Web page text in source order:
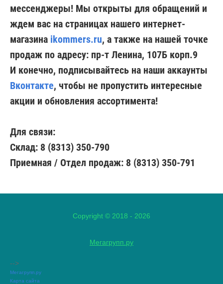
мессенджеры! Мы открыты для обращений и
ждем вас на страницах нашего интернет-
магазина ikommers.ru, а также на нашей точке
продаж по адресу: пр-т Ленина, 107Б корп.9
И конечно, подписывайтесь на наши аккаунты
Вконтакте, чтобы не пропустить интересные
акции и обновления ассортимента!
Для связи:
Склад: 8 (8313) 350-790
Приемная / Отдел продаж: 8 (8313) 350-791
Copyright © 2018 - 2026
Мегагрупп.ру
-->
Мегагрупп.ру
Карта сайта